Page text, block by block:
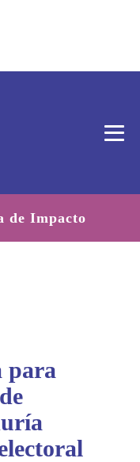
de Impacto
para